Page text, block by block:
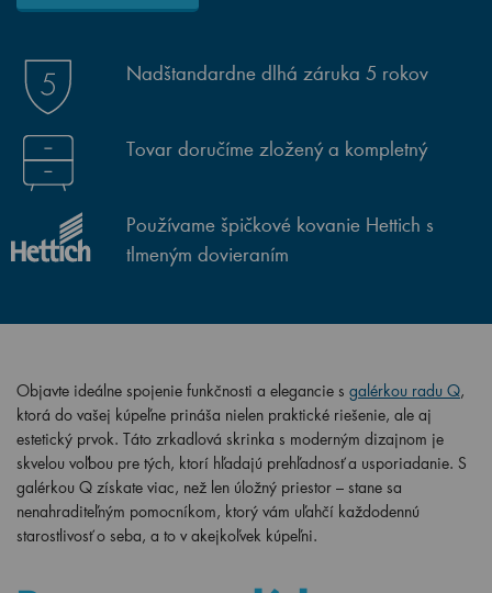
Nadštandardne dlhá záruka 5 rokov
Tovar doručíme zložený a kompletný
Používame špičkové kovanie Hettich s
tlmeným dovieraním
Objavte ideálne spojenie funkčnosti a elegancie s galérkou radu Q,
ktorá do vašej kúpeľne prináša nielen praktické riešenie, ale aj
estetický prvok. Táto zrkadlová skrinka s moderným dizajnom je
skvelou voľbou pre tých, ktorí hľadajú prehľadnosť a usporiadanie. S
galérkou Q získate viac, než len úložný priestor – stane sa
nenahraditeľným pomocníkom, ktorý vám uľahčí každodennú
starostlivosť o seba, a to v akejkoľvek kúpeľni.